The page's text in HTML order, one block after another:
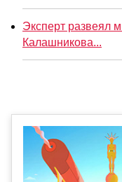
Эксперт развеял
Калашникова...